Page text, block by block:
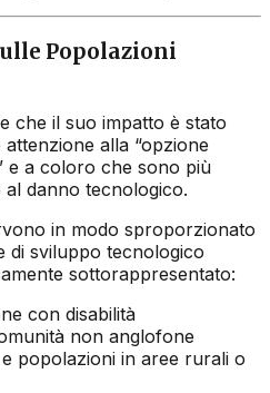
Popolazioni
che il suo impatto è stato
alla “opzione
e a coloro che sono più
al danno tecnologico.
in modo sproporzionato
di sviluppo tecnologico
sottorappresentato:
con disabilità
non anglofone
popolazioni in aree rurali o